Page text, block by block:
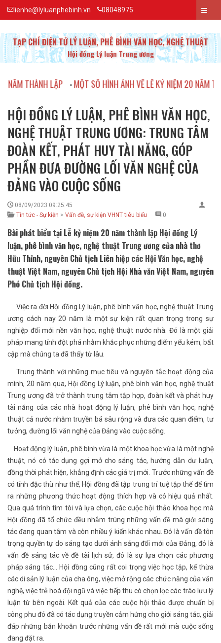
TẠP CHÍ ĐIỆN TỬ LÝ LUẬN, PHÊ BÌNH VĂN HỌC, NGHỆ THUẬT
Hội đồng Lý luận Trung ương
lienhe@lyluanphebinh.vn 08048975
THÀNH LẬP •MỘT SỐ HÌNH ẢNH VỀ LỄ KỶ NIỆM 20 NĂM THÀNH
HỘI ĐỒNG LÝ LUẬN, PHÊ BÌNH VĂN HỌC,
NGHỆ THUẬT TRUNG ƯƠNG: TRUNG TÂM
ĐOÀN KẾT, PHÁT HUY TÀI NĂNG, GÓP
PHẦN ĐƯA ĐƯỜNG LỐI VĂN NGHỆ CỦA
ĐẢNG VÀO CUỘC SỐNG
08/09/2023 09:25:45
Tin tức - Sự kiện > Vấn đề, sự kiện VHNT tiêu biểu 0
Bài phát biểu tại Lễ kỷ niệm 20 năm thành lập Hội đồng Lý
luận, phê bình văn học, nghệ thuật Trung ương của nhà thơ
Hữu Thỉnh, nguyên Chủ tịch Liên hiệp các Hội Văn học, nghệ
thuật Việt Nam, nguyên Chủ tịch Hội Nhà văn Việt Nam, nguyên
Phó Chủ tịch Hội đồng.
Việc ra đời Hội đồng Lý luận, phê bình văn học, nghệ thuật Trung
ương cách nay 20 năm là một sự kiện rất quan trọng trong sự
nghiệp đổi mới nền văn học, nghệ thuật nước nhà. Đó là một giải
pháp mang tính đột phá nhằm khắc phục những điểm yếu kém, bất
cập mà chúng ta đã thấy từ lâu.
Trung thành với những mục tiêu và nguyên tắc hoạt động của
mình, 20 năm qua, Hội đồng Lý luận, phê bình văn học, nghệ thuật
Trung ương đã trở thành trung tâm tập hợp, đoàn kết và phát huy
tài năng của các nhà hoạt động lý luận, phê bình văn học, nghệ
thuật cả nước nhằm truyền bá sâu rộng và đưa các quan điểm, tư
tưởng, đường lối văn nghệ của Đảng vào cuộc sống.
Hoạt động lý luận, phê bình vừa là một khoa học vừa là một nghệ
thuật, nó có tác dụng gợi mở cho sáng tác, hướng dẫn dư luận,
đồng thời phát hiện, khẳng định các giá trị mới. Trước những vấn đề
có tính đặc thù như thế, Hội đồng đã tập trung trí tuệ tập thể để tìm
ra những phương thức hoạt động thích hợp và có hiệu quả nhất.
Qua quá trình tìm tòi và lựa chọn, các cuộc hội thảo khoa học mà
Hội đồng đã tổ chức đều nhắm trúng những vấn đề mà giới sáng
tác đang quan tâm và còn nhiều ý kiến khác nhau. Đó là vấn đề tôn
trọng quyền tự do sáng tạo dưới ánh sáng đổi mới của Đảng, đó là
vấn đề sáng tác về đề tài lịch sử, đó là sự lựa chọn các phương
pháp sáng tác... Hội đồng cũng rất coi trọng việc học tập, kế thừa
các di sản lý luận của cha ông, việc mở rộng các chức năng của văn
nghệ, việc trẻ hoá đội ngũ và việc tiếp thu có chọn lọc các trào lưu lý
luận từ bên ngoài. Kết quả của các cuộc hội thảo được chuẩn bị
công phu đó đã có tác dụng truyền cảm hứng cho giới sáng tác, giải
đáp những băn khoăn trước những vấn đề rất mới mà cuộc sống
đang đặt ra.